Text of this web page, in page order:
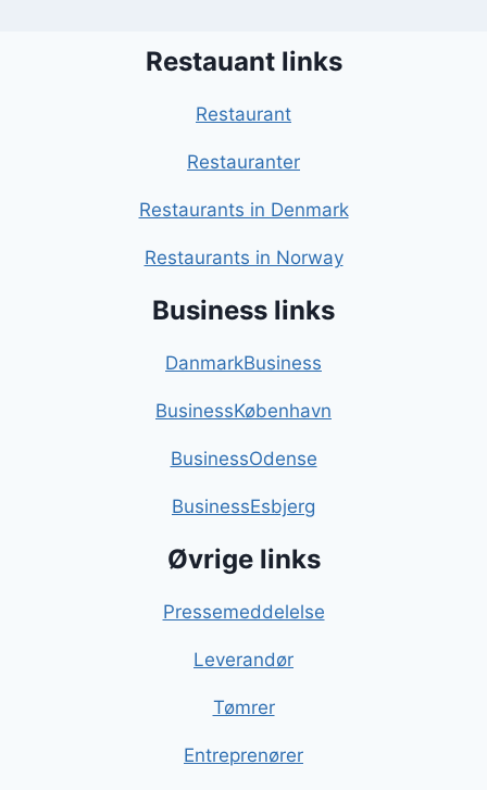
Restauant links
Restaurant
Restauranter
Restaurants in Denmark
Restaurants in Norway
Business links
DanmarkBusiness
BusinessKøbenhavn
BusinessOdense
BusinessEsbjerg
Øvrige links
Pressemeddelelse
Leverandør
Tømrer
Entreprenører